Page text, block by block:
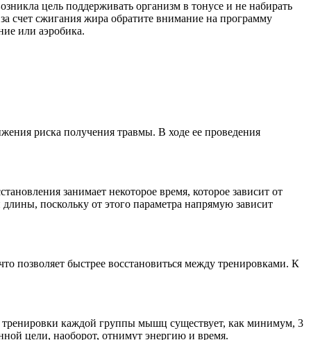
цель поддерживать организм в тонусе и не набирать
счет сжигания жира обратите внимание на программу
или аэробика.
риска получения травмы. В ходе ее проведения
занимает некоторое время, которое зависит от
поскольку от этого параметра напрямую зависит
позволяет быстрее восстановиться между тренировками. К
тренировки каждой группы мышц существует, как минимум, 3
цели, наоборот, отнимут энергию и время.